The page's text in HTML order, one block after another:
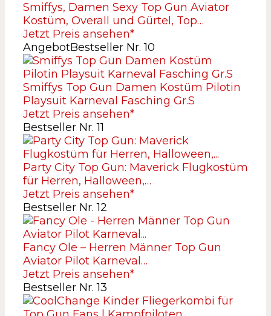
Smiffys, Damen Sexy Top Gun Aviator
Kostüm, Overall und Gürtel, Top…
Jetzt Preis ansehen*
AngebotBestseller Nr. 10
Smiffys Top Gun Damen Kostüm Pilotin
Playsuit Karneval Fasching Gr.S
Jetzt Preis ansehen*
Bestseller Nr. 11
Party City Top Gun: Maverick Flugkostüm
für Herren, Halloween,…
Jetzt Preis ansehen*
Bestseller Nr. 12
Fancy Ole – Herren Männer Top Gun
Aviator Pilot Karneval…
Jetzt Preis ansehen*
Bestseller Nr. 13